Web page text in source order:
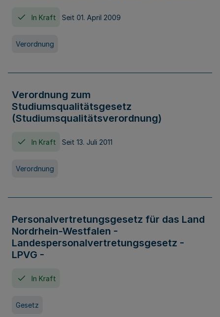
In Kraft Seit 01. April 2009
Verordnung
Verordnung zum
Studiumsqualitätsgesetz
(Studiumsqualitätsverordnung)
In Kraft Seit 13. Juli 2011
Verordnung
Personalvertretungsgesetz für das Land
Nordrhein-Westfalen -
Landespersonalvertretungsgesetz -
LPVG -
In Kraft
Gesetz